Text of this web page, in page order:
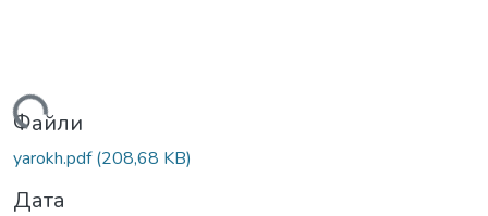
Файли
yarokh.pdf(208,68 KB)
Дата